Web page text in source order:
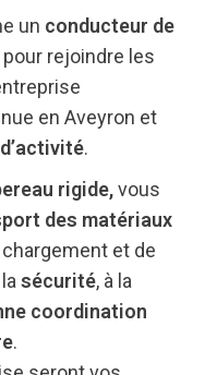
un conducteur de
pour rejoindre les
en Aveyron et
.
rigide,vous
des matériaux
et de
sécurité, à la
coordination
.